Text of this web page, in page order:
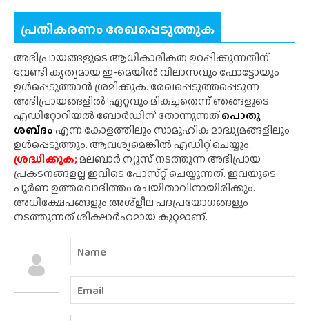
പ്രതികരണം രേഖപ്പെടുത്തുക
അഭിപ്രായങ്ങളുടെ ആധികാരികത ഉറപ്പിക്കുന്നതിന്
വേണ്ടി കൃത്യമായ ഇ-മെയിൽ വിലാസവും ഫോട്ടോയും
ഉൾപ്പെടുത്താൻ ശ്രമിക്കുക. രേഖപ്പെടുത്തപ്പെടുന്ന
അഭിപ്രായങ്ങളിൽ 'ഏറ്റവും മികച്ചതെന്ന് ഞങ്ങളുടെ
എഡിറ്റോറിയൽ ബോർഡിന്' തോന്നുന്നത്പൊതു
ശബ്‌ദംഎന്ന കോളത്തിലും സാമൂഹിക മാദ്ധ്യമങ്ങളിലും
ഉൾപ്പെടുത്തും. ആവശ്യമെങ്കിൽ എഡിറ്റ് ചെയ്യും.
ശ്രദ്ധിക്കുക;മലബാർ ന്യൂസ് നടത്തുന്ന അഭിപ്രായ
പ്രകടനങ്ങളല്ല ഇവിടെ പോസ്‌റ്റ് ചെയ്യുന്നത്. ഇവയുടെ
പൂർണ ഉത്തരവാദിത്തം രചയിതാവിനായിരിക്കും.
അധിക്ഷേപങ്ങളും അശ്‌ളീല പദപ്രയോഗങ്ങളും
നടത്തുന്നത് ശിക്ഷാർഹമായ കുറ്റമാണ്.